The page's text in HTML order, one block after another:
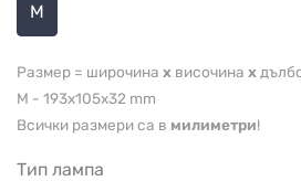
M
Размер = широчина x височина x
M - 193x105x32 mm
Всички размери са в милиметри!
Tип лампа